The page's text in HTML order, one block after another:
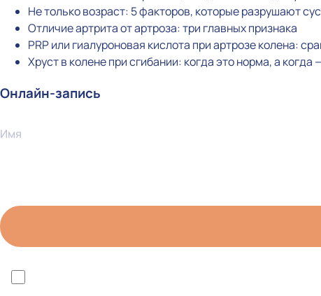
Не только возраст: 5 факторов, которые разрушают
Отличие артрита от артроза: три главных признака
PRP или гиалуроновая кислота при артрозе колена:
Хруст в колене при сгибании: когда это норма, а когда
Онлайн-запись
Имя